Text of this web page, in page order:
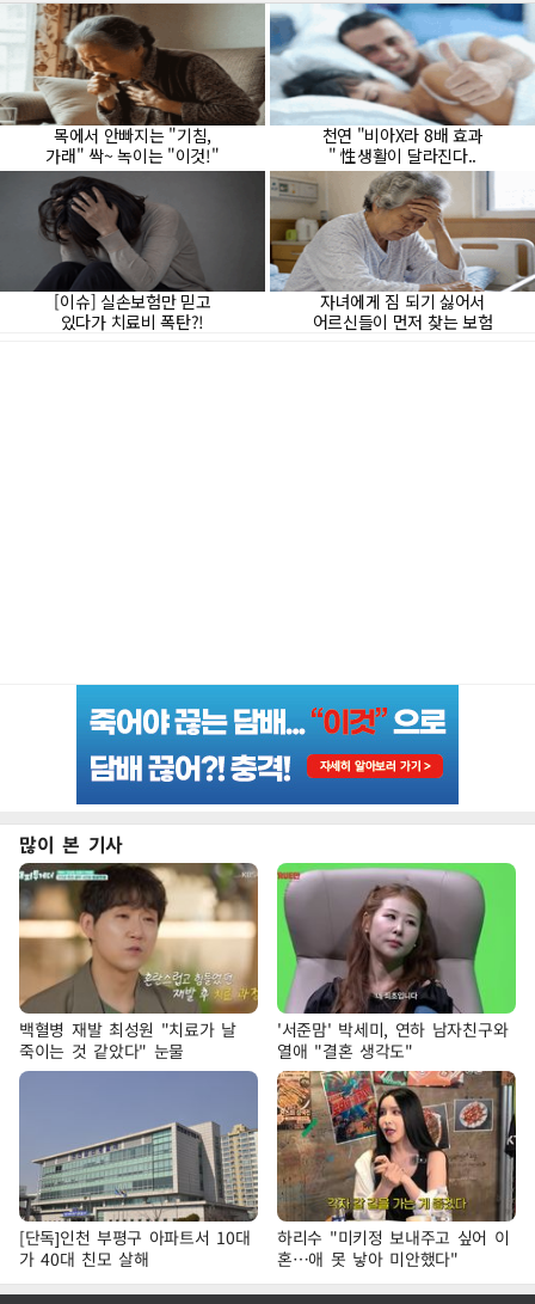
많이 본 기사
백혈병 재발 최성원 "치료가 날
죽이는 것 같았다" 눈물
'서준맘' 박세미, 연하 남자친구와
열애 "결혼 생각도"
[단독]인천 부평구 아파트서 10대
가 40대 친모 살해
하리수 "미키정 보내주고 싶어 이
혼…애 못 낳아 미안했다"